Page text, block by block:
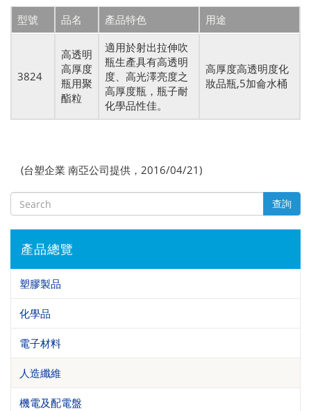
型號 品名 產品特色 用途
3824
高透明
高厚度
瓶用聚
酯粒
適用於射出拉伸吹
瓶生產具有高透明
度、高光澤亮度之
高厚度瓶，瓶子耐
化學品性佳。
高厚度高透明度化
妝品瓶,5加侖水桶
(台塑企業 南亞公司提供，2016/04/21)
查詢
產品總覽
塑膠製品
化學品
電子材料
人造纖維
機電及配電盤